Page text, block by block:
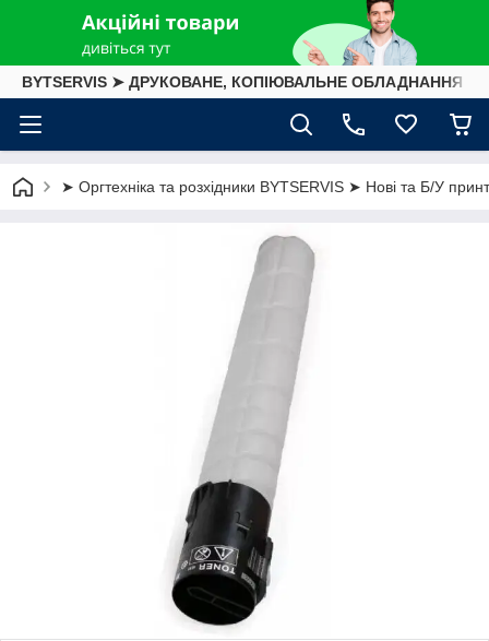
BYTSERVIS ➤ ДРУКОВАНЕ, КОПІЮВАЛЬНЕ ОБЛАДНАННЯ
➤ Оргтехніка та розхідники BYTSERVIS ➤ Нові та Б/У